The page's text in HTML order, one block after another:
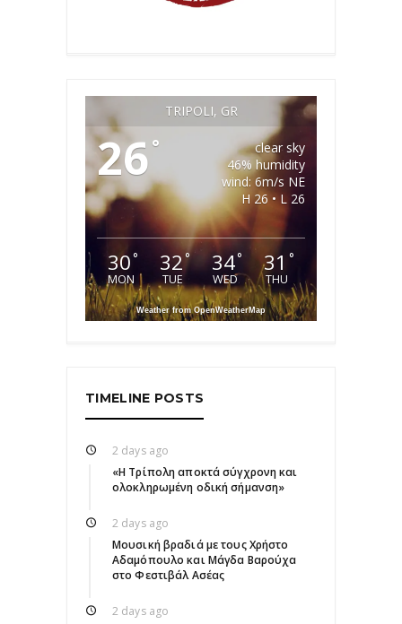
TRIPOLI, GR
26°
clear sky
46% humidity
wind: 6m/s NE
H 26 • L 26
30°
MON
32°
TUE
34°
WED
31 °
THU
Weather from OpenWeatherMap
TIMELINE POSTS
2 days ago
«Η Τρίπολη αποκτά σύγχρονη και
ολοκληρωμένη οδική σήμανση»
2 days ago
Μουσική βραδιά με τους Χρήστο
Αδαμόπουλο και Μάγδα Βαρούχα
στο Φεστιβάλ Ασέας
2 days ago